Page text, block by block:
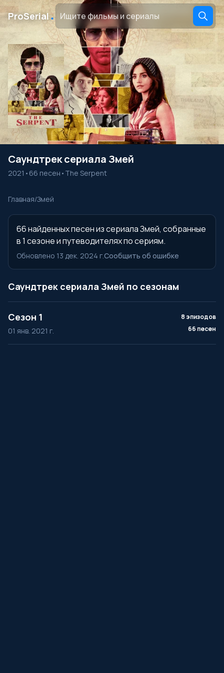
ProSerial․
Саундтрек сериала Змей
2021 • 66 песен • The Serpent
Главная/Змей
66 найденных песен из сериала Змей, собранные
в 1 сезоне и путеводителях по сериям.
Обновлено 13 дек. 2024 г.Сообщить об ошибке
Саундтрек сериала Змей по сезонам
Сезон 1
01 янв. 2021 г.
8 эпизодов
66 песен